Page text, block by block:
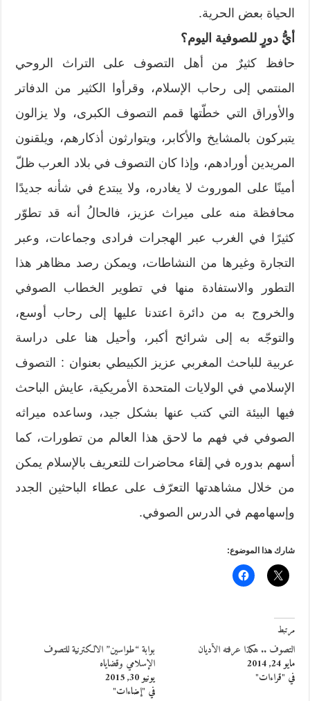
الحياة بعض الحرية.
أيُّ دورٍ للصوفية اليوم؟
حافظ كثيرٌ من أهل التصوف على التراث الروحي
المنتمي إلى رحاب الإسلام، وقرأوا الكثير من الدفاتر
والأوراق التي خطّتها قمم التصوف الكبرى، ولا يزالون
يتبركون بالمشايخ والأكابر، ويتوارثون أذكارهم، ويلقنون
المريدين أورادهم، وإذا كان التصوف في بلاد العرب ظلّ
أمينًا على الموروث لا يغادره، ولا يبتدع في شأنه جديدًا
محافظة منه على ميراث عزيز، فالحالُ أنه قد تطوّر
كثيرًا في الغرب عبر الهجرات فرادى وجماعات، وعبر
التجارة وغيرها من النشاطات، ويمكن رصد مظاهر هذا
التطور والاستفادة منها في تطوير الخطاب الصوفي
والخروج به من دائرة اعتدنا عليها إلى رحاب أوسع،
والتوجّه به إلى شرائح أكبر، وأحيل هنا على دراسة
عربية للباحث المغربي عزيز الكبيطي بعنوان : التصوف
الإسلامي في الولايات المتحدة الأمريكية، عايش الباحث
فيها البيئة التي كتب عنها بشكل جيد، وساعده ميراثه
الصوفي في فهم ما لاحق هذا العالم من تطورات، كما
أسهم بدوره في إلقاء محاضرات للتعريف بالإسلام يمكن
من خلال مشاهدتها التعرّف على عطاء الباحثين الجدد
وإسهامهم في الدرس الصوفي.
شارك هذا الموضوع:
مرتبط
التصوف .. هكذا عرفته الأديان
مايو 24, 2014
في "قراءات"
بوابة “طواسين” الالكترنية للتصوف
الإسلامي وقضاياه
يونيو 30, 2015
في "إضاءات"